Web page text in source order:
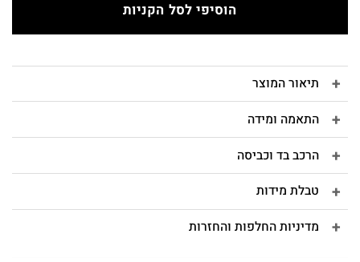
הוסיפי לסל הקניות
תיאור המוצר
התאמה ומידה
הרכב בד וכביסה
טבלת מידות
מדיניות החלפות והחזרות